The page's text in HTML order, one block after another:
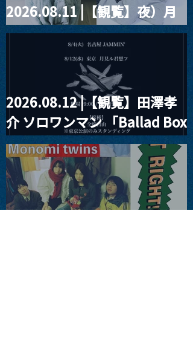
2026.08.11 |【観覧】夜）月
見ル君想フpre. Sugar Shock
2026.08.12 |【観覧】田澤孝
介 ソロワンマン 「Ballad Box
2026」